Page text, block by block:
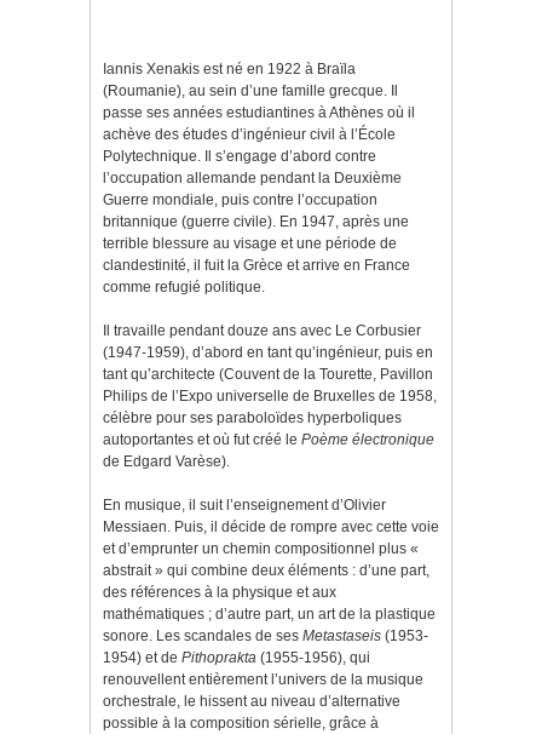
Iannis Xenakis est né en 1922 à Braïla
(Roumanie), au sein d’une famille grecque. Il
passe ses années estudiantines à Athènes où il
achève des études d’ingénieur civil à l’École
Polytechnique. Il s’engage d’abord contre
l’occupation allemande pendant la Deuxième
Guerre mondiale, puis contre l’occupation
britannique (guerre civile). En 1947, après une
terrible blessure au visage et une période de
clandestinité, il fuit la Grèce et arrive en France
comme refugié politique.
Il travaille pendant douze ans avec Le Corbusier
(1947-1959), d’abord en tant qu’ingénieur, puis en
tant qu’architecte (Couvent de la Tourette, Pavillon
Philips de l’Expo universelle de Bruxelles de 1958,
célèbre pour ses paraboloïdes hyperboliques
autoportantes et où fut créé le Poème électronique
de Edgard Varèse).
En musique, il suit l’enseignement d’Olivier
Messiaen. Puis, il décide de rompre avec cette voie
et d’emprunter un chemin compositionnel plus «
abstrait » qui combine deux éléments : d’une part,
des références à la physique et aux
mathématiques ; d’autre part, un art de la plastique
sonore. Les scandales de ses Metastaseis (1953-
1954) et de Pithoprakta (1955-1956), qui
renouvellent entièrement l’univers de la musique
orchestrale, le hissent au niveau d’alternative
possible à la composition sérielle, grâce à